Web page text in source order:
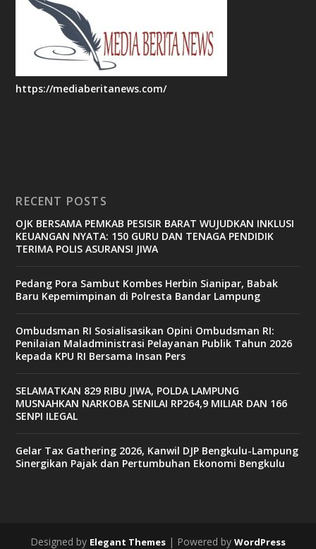
https://mediaberitanews.com/
RECENT POSTS
OJK BERSAMA PEMKAB PESISIR BARAT WUJUDKAN INKLUSI
KEUANGAN NYATA: 150 GURU DAN TENAGA PENDIDIK
TERIMA POLIS ASURANSI JIWA
Pedang Pora Sambut Kombes Herbin Sianipar, Babak
Baru Kepemimpinan di Polresta Bandar Lampung
Ombudsman RI Sosialisasikan Opini Ombudsman RI:
Penilaian Maladministrasi Pelayanan Publik Tahun 2026
kepada KPU RI Bersama Insan Pers
SELAMATKAN 829 RIBU JIWA, POLDA LAMPUNG
MUSNAHKAN NARKOBA SENILAI RP264,9 MILIAR DAN 166
SENPI ILEGAL
Gelar Tax Gathering 2026, Kanwil DJP Bengkulu-Lampung
Sinergikan Pajak dan Pertumbuhan Ekonomi Bengkulu
Designed by Elegant Themes | Powered by WordPress